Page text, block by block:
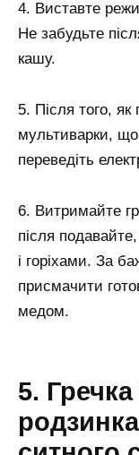
4. Виставте
Не забудьте
кашу.
5. Після того,
мультиварки,
переведіть
6. Витримайте
після
і горіхами. За
присмачити
медом.
5.